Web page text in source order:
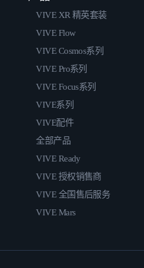
VIVE XR 精英套装
VIVE Flow
VIVE Cosmos系列
VIVE Pro系列
VIVE Focus系列
VIVE系列
VIVE配件
全部产品
VIVE Ready
VIVE 授权销售商
VIVE 全国售后服务
VIVE Mars